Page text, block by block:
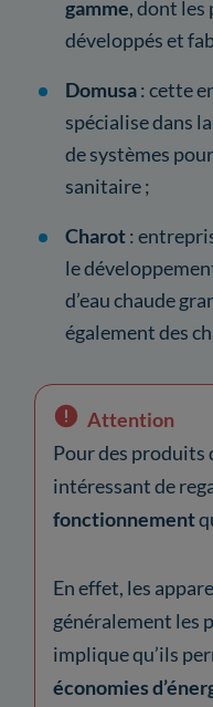
gamme, dont les
développés et
Domusa: cette
spécialise dans
de systèmes
sanitaire ;
Charot:
le
d’eau chaude
également des
Attention
Pour des produits
intéressant de
fonctionnement
En effet, les
généralement les
implique qu’ils
économies